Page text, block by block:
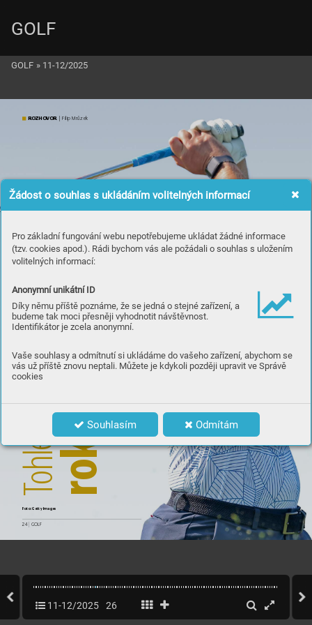
Žádost o souhlas s ukládáním volitelných informací
Pro základní fungování webu nepotřebujeme ukládat žádné informace
(tzv. cookies apod.). Rádi bychom vás ale požádali o souhlas s uložením
volitelných informací:
Anonymní unikátní ID
Díky němu příště poznáme, že se jedná o stejné zařízení, a
budeme tak moci přesněji vyhodnotit návštěvnost.
Identifikátor je zcela anonymní.
Vaše souhlasy a odmítnutí si ukládáme do vašeho zařízení, abychom se
vás už příště znovu neptali. Můžete je kdykoli později upravit ve Správě
cookies
Souhlasím Odmítám
24 GOLF
ROZHOVOR | Filip Mrůzek
T
o
hle
by
r
ok
j
edn
Foto: Getty Images
GOLF
GOLF » 11-12/2025
11-12/2025 26